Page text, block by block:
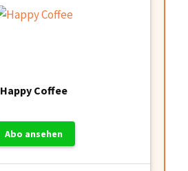
Happy Coffee
Abo ansehen